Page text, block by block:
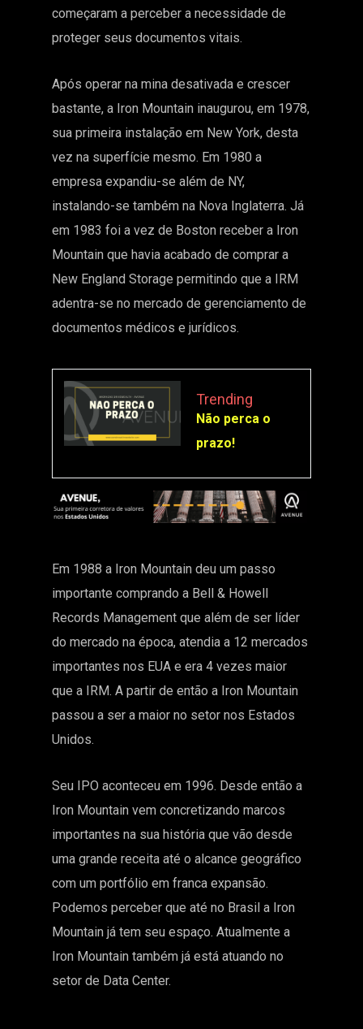
começaram a perceber a necessidade de
proteger seus documentos vitais.
Após operar na mina desativada e crescer
bastante, a Iron Mountain inaugurou, em 1978,
sua primeira instalação em New York, desta
vez na superfície mesmo. Em 1980 a
empresa expandiu-se além de NY,
instalando-se também na Nova Inglaterra. Já
em 1983 foi a vez de Boston receber a Iron
Mountain que havia acabado de comprar a
New England Storage permitindo que a IRM
adentra-se no mercado de gerenciamento de
documentos médicos e jurídicos.
Trending
Não perca o
prazo!
Em 1988 a Iron Mountain deu um passo
importante comprando a Bell & Howell
Records Management que além de ser líder
do mercado na época, atendia a 12 mercados
importantes nos EUA e era 4 vezes maior
que a IRM. A partir de então a Iron Mountain
passou a ser a maior no setor nos Estados
Unidos.
Seu IPO aconteceu em 1996. Desde então a
Iron Mountain vem concretizando marcos
importantes na sua história que vão desde
uma grande receita até o alcance geográfico
com um portfólio em franca expansão.
Podemos perceber que até no Brasil a Iron
Mountain já tem seu espaço. Atualmente a
Iron Mountain também já está atuando no
setor de Data Center.